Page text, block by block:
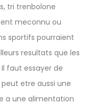
tri trenbolone
meconnu ou
sportifs pourraient
resultats que les
faut essayer de
etre aussi une
a une alimentation